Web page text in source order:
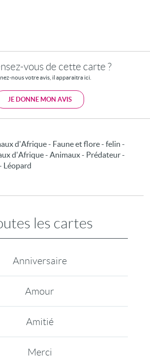
vous de cette carte ?
nous votre avis, il apparaitra ici.
JE DONNE MON AVIS
d'Afrique - Faune et flore - felin -
d'Afrique - Animaux - Prédateur -
Léopard
les cartes
Anniversaire
Amour
Amitié
Merci